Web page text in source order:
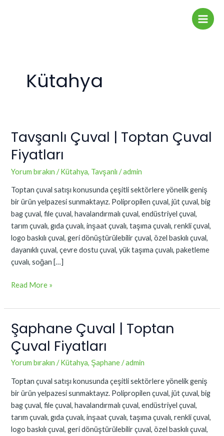
Main
Kütahya
Tavşanlı Çuval | Toptan Çuval
Fiyatları
Yorum bırakın /Kütahya, Tavşanlı /admin
Toptan çuval satışı konusunda çeşitli sektörlere yönelik geniş
bir ürün yelpazesi sunmaktayız. Polipropilen çuval, jüt çuval, big
bag çuval, file çuval, havalandırmalı çuval, endüstriyel çuval,
tarım çuvalı, gıda çuvalı, inşaat çuvalı, taşıma çuvalı, renkli çuval,
logo baskılı çuval, geri dönüştürülebilir çuval, özel baskılı çuval,
dayanıklı çuval, çevre dostu çuval, yük taşıma çuvalı, paketleme
çuvalı, soğan […]
Tavşanlı
|
Toptan
Fiyatları
Read More »
Şaphane Çuval | Toptan
Çuval Fiyatları
Yorum bırakın /Kütahya, Şaphane/admin
Toptan çuval satışı konusunda çeşitli sektörlere yönelik geniş
bir ürün yelpazesi sunmaktayız. Polipropilen çuval, jüt çuval, big
bag çuval, file çuval, havalandırmalı çuval, endüstriyel çuval,
tarım çuvalı, gıda çuvalı, inşaat çuvalı, taşıma çuvalı, renkli çuval,
logo baskılı çuval, geri dönüştürülebilir çuval, özel baskılı çuval,
Şaphane
Çuval
|
Toptan
Fiyatları